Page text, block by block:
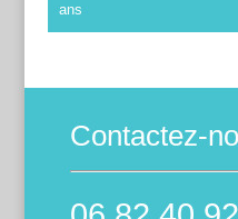
ans
Contactez-